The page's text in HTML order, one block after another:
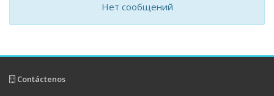
Нет сообщений
Contáctenos